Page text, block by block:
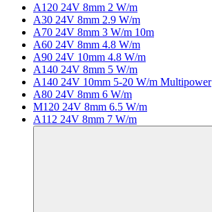
A120 24V 8mm 2 W/m
A30 24V 8mm 2.9 W/m
A70 24V 8mm 3 W/m 10m
A60 24V 8mm 4.8 W/m
A90 24V 10mm 4.8 W/m
A140 24V 8mm 5 W/m
A140 24V 10mm 5-20 W/m Multipower
A80 24V 8mm 6 W/m
M120 24V 8mm 6.5 W/m
A112 24V 8mm 7 W/m